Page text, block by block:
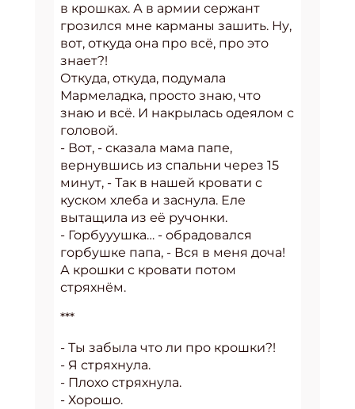
в крошках. А в армии сержант
грозился мне карманы зашить. Ну,
вот, откуда она про всё, про это
знает?!
Откуда, откуда, подумала
Мармеладка, просто знаю, что
знаю и всё. И накрылась одеялом с
головой.
- Вот, - сказала мама папе,
вернувшись из спальни через 15
минут, - Так в нашей кровати с
куском хлеба и заснула. Еле
вытащила из её ручонки.
- Горбууушка… - обрадовался
горбушке папа, - Вся в меня доча!
А крошки с кровати потом
стряхнём.
***
- Ты забыла что ли про крошки?!
- Я стряхнула.
- Плохо стряхнула.
- Хорошо.